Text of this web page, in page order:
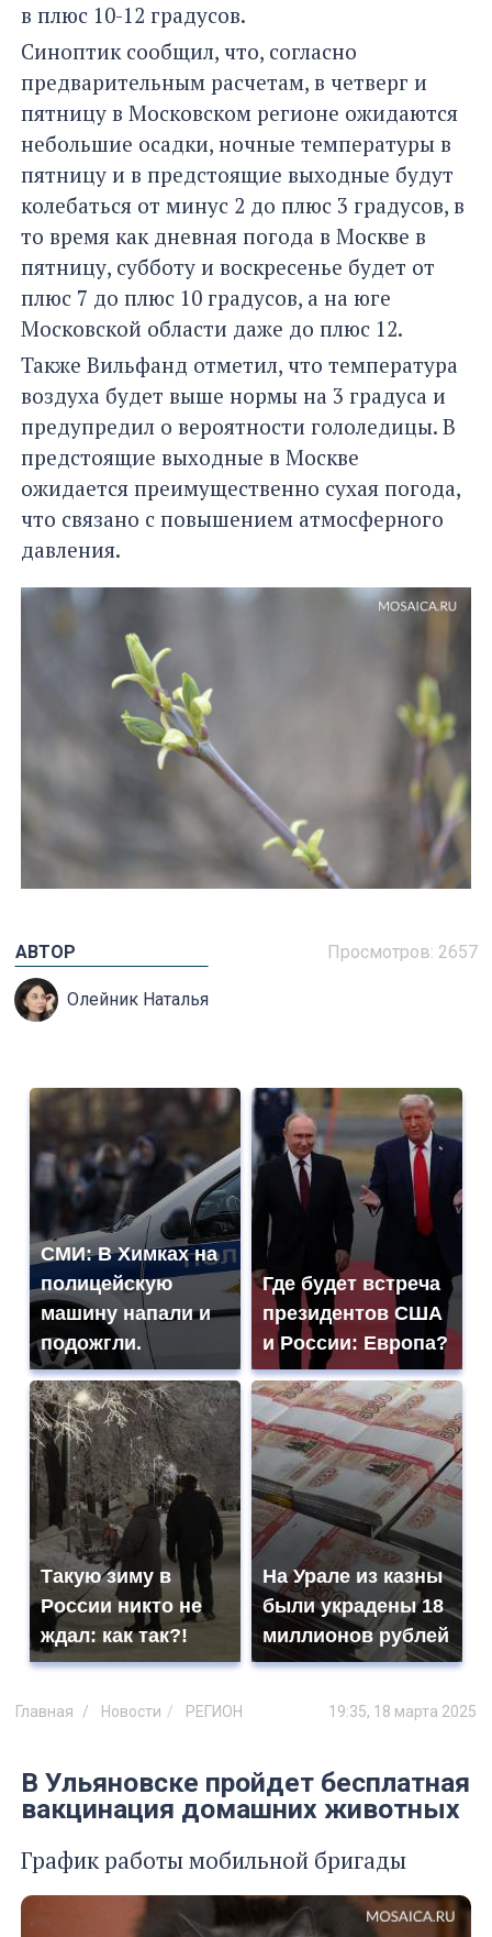
в плюс 10-12 градусов.
Синоптик сообщил, что, согласно
предварительным расчетам, в четверг и
пятницу в Московском регионе ожидаются
небольшие осадки, ночные температуры в
пятницу и в предстоящие выходные будут
колебаться от минус 2 до плюс 3 градусов, в
то время как дневная погода в Москве в
пятницу, субботу и воскресенье будет от
плюс 7 до плюс 10 градусов, а на юге
Московской области даже до плюс 12.
Также Вильфанд отметил, что температура
воздуха будет выше нормы на 3 градуса и
предупредил о вероятности гололедицы. В
предстоящие выходные в Москве
ожидается преимущественно сухая погода,
что связано с повышением атмосферного
давления.
Просмотров: 2657
АВТОР
Олейник Наталья
СМИ: В Химках на
полицейскую
машину напали и
подожгли.
Где будет встреча
президентов США
и России: Европа?
Такую зиму в
России никто не
ждал: как так?!
На Урале из казны
были украдены 18
миллионов рублей
Главная Новости РЕГИОН 19:35, 18 марта 2025
В Ульяновске пройдет бесплатная
вакцинация домашних животных
График работы мобильной бригады